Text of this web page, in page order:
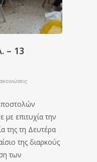
– 13
επιτυχία την
της τη Δευτέρα
της διαρκούς
των